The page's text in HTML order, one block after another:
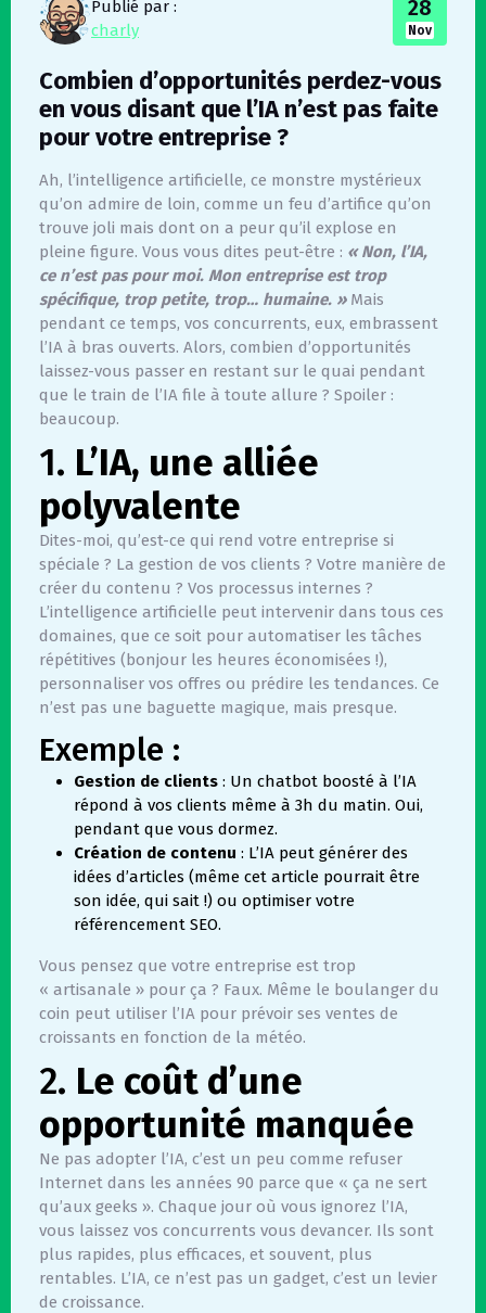
Publié par :
charly
28
Nov
Combien d’opportunités perdez-vous
en vous disant que l’IA n’est pas faite
pour votre entreprise ?
Ah, l’intelligence artificielle, ce monstre mystérieux
qu’on admire de loin, comme un feu d’artifice qu’on
trouve joli mais dont on a peur qu’il explose en
pleine figure. Vous vous dites peut-être : « Non, l’IA,
ce n’est pas pour moi. Mon entreprise est trop
spécifique, trop petite, trop… humaine. »Mais
pendant ce temps, vos concurrents, eux, embrassent
l’IA à bras ouverts. Alors, combien d’opportunités
laissez-vous passer en restant sur le quai pendant
que le train de l’IA file à toute allure ? Spoiler :
beaucoup.
1. L’IA, une alliée
polyvalente
Dites-moi, qu’est-ce qui rend votre entreprise si
spéciale ? La gestion de vos clients ? Votre manière de
créer du contenu ? Vos processus internes ?
L’intelligence artificielle peut intervenir dans tous ces
domaines, que ce soit pour automatiser les tâches
répétitives (bonjour les heures économisées !),
personnaliser vos offres ou prédire les tendances. Ce
n’est pas une baguette magique, mais presque.
Exemple :
Gestion de clients : Un chatbot boosté à l’IA
répond à vos clients même à 3h du matin. Oui,
pendant que vous dormez.
Création de contenu : L’IA peut générer des
idées d’articles (même cet article pourrait être
son idée, qui sait !) ou optimiser votre
référencement SEO.
Vous pensez que votre entreprise est trop
« artisanale » pour ça ? Faux. Même le boulanger du
coin peut utiliser l’IA pour prévoir ses ventes de
croissants en fonction de la météo.
2. Le coût d’une
opportunité manquée
Ne pas adopter l’IA, c’est un peu comme refuser
Internet dans les années 90 parce que « ça ne sert
qu’aux geeks ». Chaque jour où vous ignorez l’IA,
vous laissez vos concurrents vous devancer. Ils sont
plus rapides, plus efficaces, et souvent, plus
rentables. L’IA, ce n’est pas un gadget, c’est un levier
de croissance.